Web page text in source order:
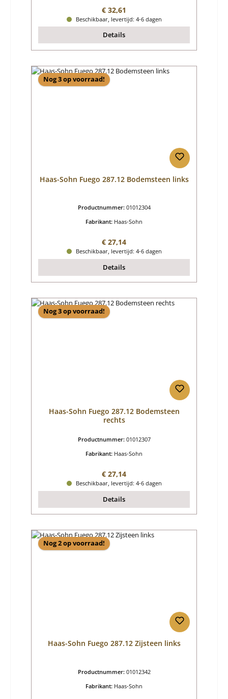
Normale prijs:
€ 32,61
Beschikbaar, levertijd: 4-6 dagen
Details
Nog 3 op voorraad!
Haas-Sohn Fuego 287.12 Bodemsteen links
Productnummer: 01012304
Fabrikant: Haas-Sohn
Normale prijs:
€ 27,14
Beschikbaar, levertijd: 4-6 dagen
Details
Nog 3 op voorraad!
Haas-Sohn Fuego 287.12 Bodemsteen
rechts
Productnummer: 01012307
Fabrikant: Haas-Sohn
Normale prijs:
€ 27,14
Beschikbaar, levertijd: 4-6 dagen
Details
Nog 2 op voorraad!
Haas-Sohn Fuego 287.12 Zijsteen links
Productnummer: 01012342
Fabrikant: Haas-Sohn